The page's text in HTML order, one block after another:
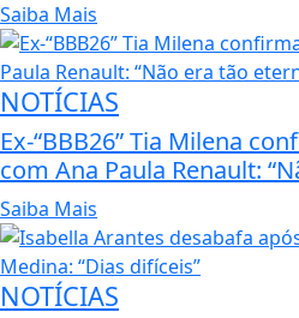
Saiba Mais
NOTÍCIAS
Ex-“BBB26” Tia Milena
com Ana Paula Renault:
Saiba Mais
NOTÍCIAS